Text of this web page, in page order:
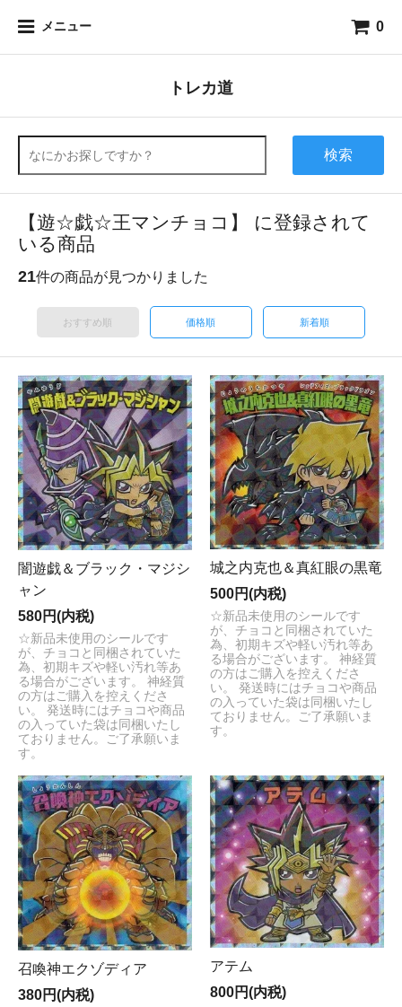
メニュー 0
トレカ道
検索
【遊☆戯☆王マンチョコ】 に登録されて
いる商品
21件の商品が見つかりました
おすすめ順 価格順 新着順
闇遊戯＆ブラック・マジシ
ャン
580円(内税)
☆新品未使用のシールです
が、チョコと同梱されていた
為、初期キズや軽い汚れ等あ
る場合がございます。 神経質
の方はご購入を控えくださ
い。 発送時にはチョコや商品
の入っていた袋は同梱いたし
ておりません。ご了承願いま
す。
城之内克也＆真紅眼の黒竜
500円(内税)
☆新品未使用のシールです
が、チョコと同梱されていた
為、初期キズや軽い汚れ等あ
る場合がございます。 神経質
の方はご購入を控えくださ
い。 発送時にはチョコや商品
の入っていた袋は同梱いたし
ておりません。ご了承願いま
す。
召喚神エクゾディア
380円(内税)
アテム
800円(内税)